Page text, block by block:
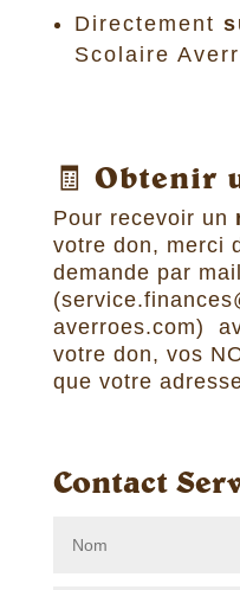
Directement
Scolaire
🧾 Obtenir
Pour recevoir un
votre don, merci
demande par mail
averroes.com)
votre don, vos
que votre
Contact